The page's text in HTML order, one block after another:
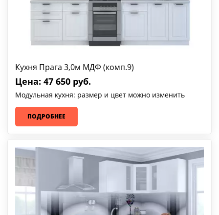
Кухня Прага 3,0м МДФ (комп.9)
Цена: 47 650 руб.
Модульная кухня: размер и цвет можно изменить
ПОДРОБНЕЕ